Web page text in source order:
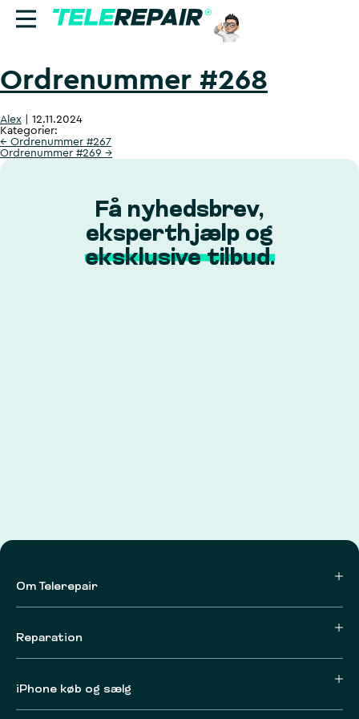
Reparation
Sælg
Find butik
Ring til os:
+45 70 60 55 90
Ordrenummer #268
Alex
12.11.2024
Kategorier:
← Ordrenummer #267
Ordrenummer #269 →
Få nyhedsbrev,
eksperthjælp og
eksklusive tilbud.
Om Telerepair
Reparation
iPhone køb og sælg